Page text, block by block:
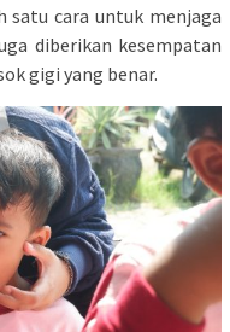
satu cara untuk menjaga
diberikan kesempatan
gigi yang benar.